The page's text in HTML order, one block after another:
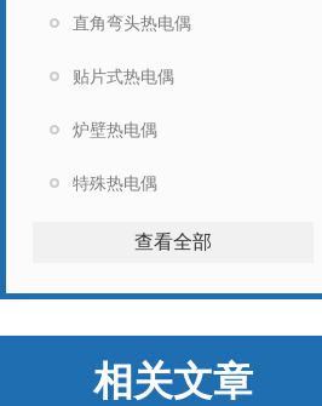
直角弯头热电偶
贴片式热电偶
炉壁热电偶
特殊热电偶
查看全部
相关文章